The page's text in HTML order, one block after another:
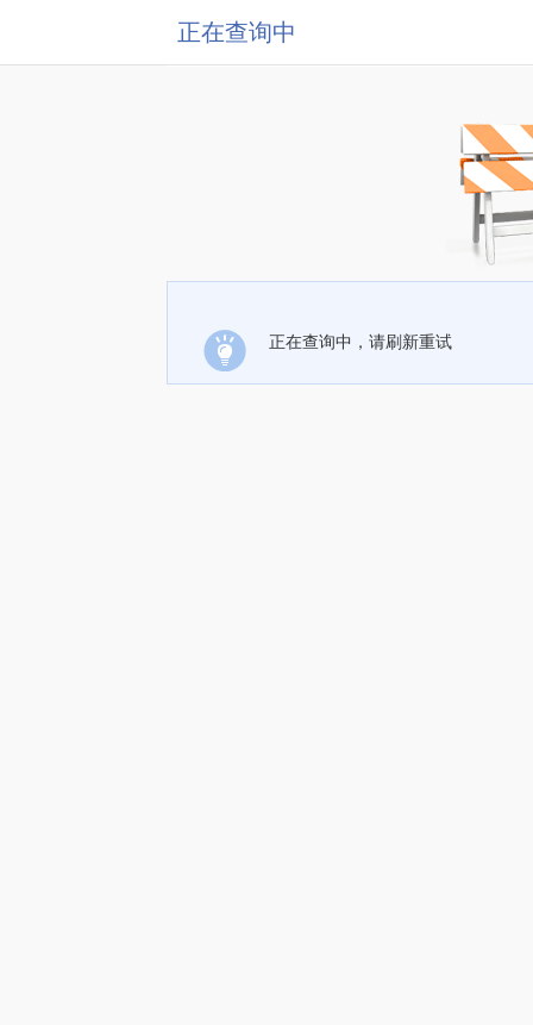
正在查询中
正在查询中，请刷新重试